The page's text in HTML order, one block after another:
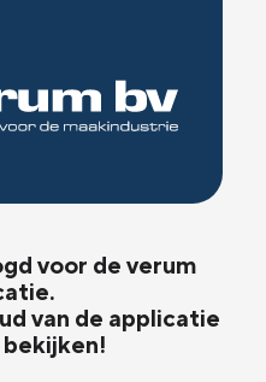
voor de verum
van de applicatie